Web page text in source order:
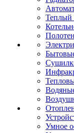
Теплый
Умное